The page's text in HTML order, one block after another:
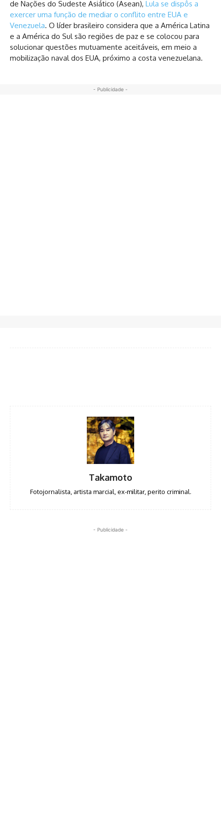
de Nações do Sudeste Asiático (Asean), Lula se dispôs a
exercer uma função de mediar o conflito entre EUA e
Venezuela. O líder brasileiro considera que a América Latina
e a América do Sul são regiões de paz e se colocou para
solucionar questões mutuamente aceitáveis, em meio a
mobilização naval dos EUA, próximo a costa venezuelana.
- Publicidade -
Takamoto
Fotojornalista, artista marcial, ex-militar, perito criminal.
- Publicidade -